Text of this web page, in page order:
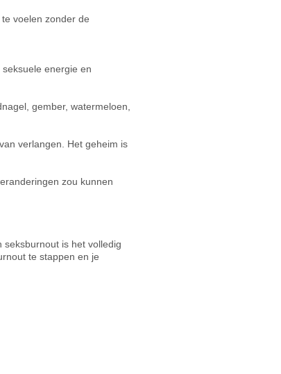
voelen zonder de
energie en
gember, watermeloen,
verlangen. Het geheim is
zou kunnen
seksburnout is het volledig
te stappen en je